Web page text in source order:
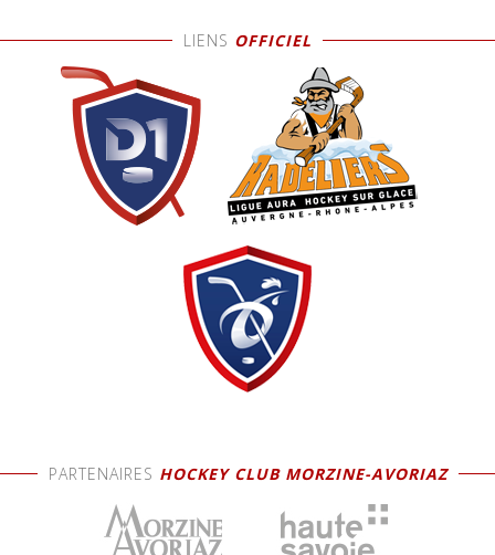
LIENS OFFICIEL
PARTENAIRES HOCKEY CLUB MORZINE-AVORIAZ